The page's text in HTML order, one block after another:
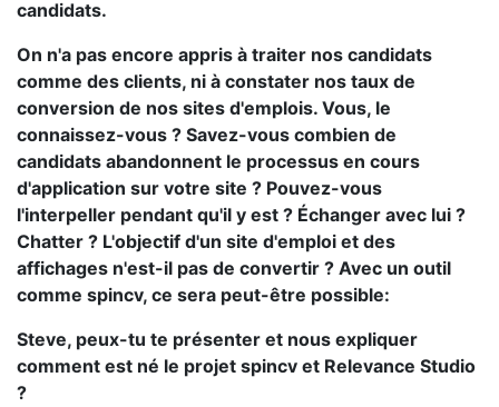
candidats.
On n'a pas encore appris à traiter nos candidats
comme des clients, ni à constater nos taux de
conversion de nos sites d'emplois. Vous, le
connaissez-vous ? Savez-vous combien de
candidats abandonnent le processus en cours
d'application sur votre site ? Pouvez-vous
l'interpeller pendant qu'il y est ? Échanger avec lui ?
Chatter ? L'objectif d'un site d'emploi et des
affichages n'est-il pas de convertir ? Avec un outil
comme spincv, ce sera peut-être possible:
Steve, peux-tu te présenter et nous expliquer
comment est né le projet spincv et Relevance Studio
?